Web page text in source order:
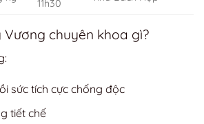
11h30
Vương chuyên khoa gì?
sức tích cực chống độc
tiết chế